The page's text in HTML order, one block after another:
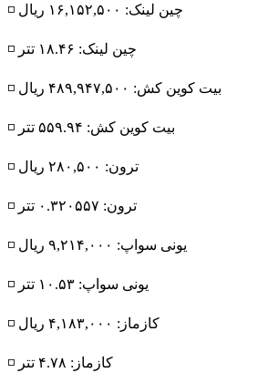
◽️ چین لینک: ۱۶,۱۵۲,۵۰۰ ریال
◽️ چین لینک: ۱۸.۴۶ تتر
◽️ بیت کوین کش: ۴۸۹,۹۴۷,۵۰۰ ریال
◽️ بیت کوین کش: ۵۵۹.۹۴ تتر
◽️ ترون: ۲۸۰,۵۰۰ ریال
◽️ ترون: ۰.۳۲۰۵۵۷ تتر
◽️ یونی سواپ: ۹,۲۱۴,۰۰۰ ریال
◽️ یونی سواپ: ۱۰.۵۳ تتر
◽️ کازماز: ۴,۱۸۳,۰۰۰ ریال
◽️ کازماز: ۴.۷۸ تتر